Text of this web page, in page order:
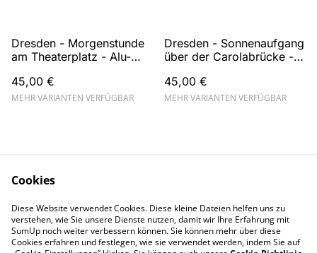
Dresden - Morgenstunde
am Theaterplatz - Alu-
45,00 €
MEHR VARIANTEN VERFÜGBAR
Dresden - Sonnenaufgang
über der Carolabrücke -
45,00 €
MEHR VARIANTEN VERFÜGBAR
Kontakt
AGB
Datenschutz
Cookies
Diese Website verwendet Cookies. Diese kleine Dateien helfen uns zu
verstehen, wie Sie unsere Dienste nutzen, damit wir Ihre Erfahrung mit
SumUp noch weiter verbessern können. Sie können mehr über diese
Cookies erfahren und festlegen, wie sie verwendet werden, indem Sie auf